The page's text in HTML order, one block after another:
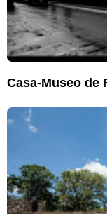
Casa-Museo de